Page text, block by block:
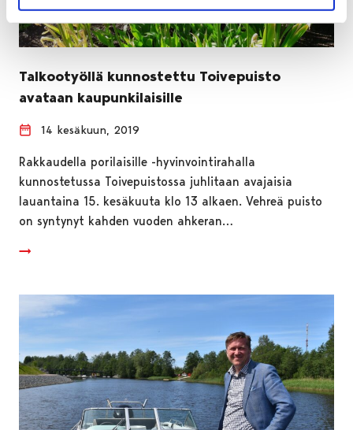
Talkootyöllä kunnostettu Toivepuisto
avataan kaupunkilaisille
14 kesäkuun, 2019
Rakkaudella porilaisille -hyvinvointirahalla
kunnostetussa Toivepuistossa juhlitaan avajaisia
lauantaina 15. kesäkuuta klo 13 alkaen. Vehreä puisto
on syntynyt kahden vuoden ahkeran…